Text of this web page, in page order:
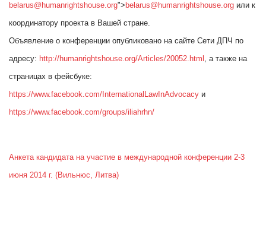
belarus@humanrightshouse.org"> belarus@humanrightshouse.org или к
координатору проекта в Вашей стране.
Объявление о конференции опубликовано на сайте Сети ДПЧ по
адресу: http://humanrightshouse.org/Articles/20052.html , а также на
страницах в фейсбуке:
https://www.facebook.com/InternationalLawInAdvocacy и
https://www.facebook.com/groups/iliahrhn/
Анкета кандидата на участие в международной конференции 2-3
июня 2014 г. (Вильнюс, Литва)